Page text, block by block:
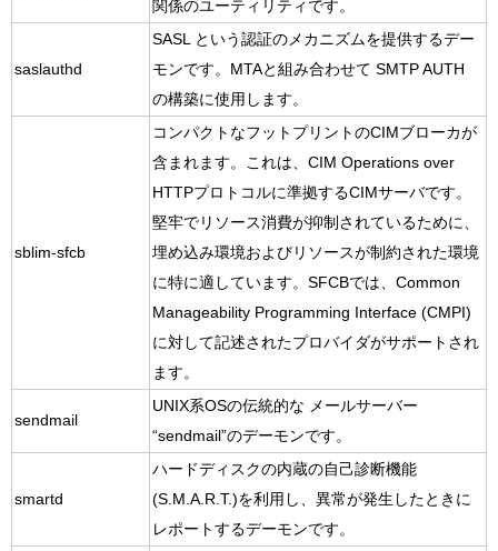
関係のユーティリティです。
saslauthd
SASL という認証のメカニズムを提供するデー
モンです。MTAと組み合わせて SMTP AUTH
の構築に使用します。
sblim-sfcb
コンパクトなフットプリントのCIMブローカが
含まれます。これは、CIM Operations over
HTTPプロトコルに準拠するCIMサーバです。
堅牢でリソース消費が抑制されているために、
埋め込み環境およびリソースが制約された環境
に特に適しています。SFCBでは、Common
Manageability Programming Interface (CMPI)
に対して記述されたプロバイダがサポートされ
ます。
sendmail
UNIX系OSの伝統的な メールサーバー
“sendmail”のデーモンです。
smartd
ハードディスクの内蔵の自己診断機能
(S.M.A.R.T.)を利用し、異常が発生したときに
レポートするデーモンです。